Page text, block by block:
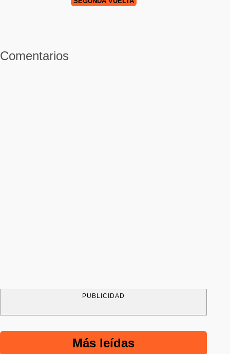
Comentarios
PUBLICIDAD
Más leídas